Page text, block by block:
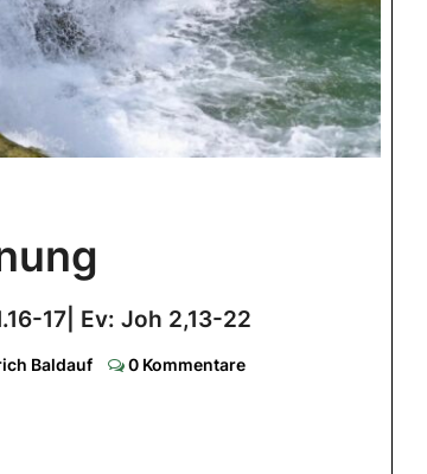
17| Ev: Joh 2,13-22
Baldauf Comments
0 Kommentare